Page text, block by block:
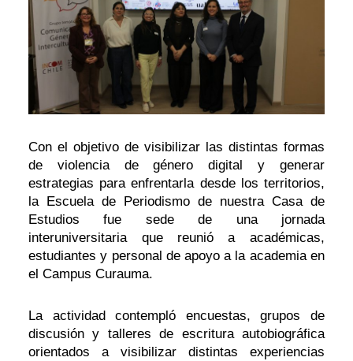
Con el objetivo de visibilizar las distintas formas
de violencia de género digital y generar
estrategias para enfrentarla desde los territorios,
la Escuela de Periodismo de nuestra Casa de
Estudios fue sede de una jornada
interuniversitaria que reunió a académicas,
estudiantes y personal de apoyo a la academia en
el Campus Curauma.
La actividad contempló encuestas, grupos de
discusión y talleres de escritura autobiográfica
orientados a visibilizar distintas experiencias